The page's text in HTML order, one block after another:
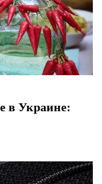
в Украине: